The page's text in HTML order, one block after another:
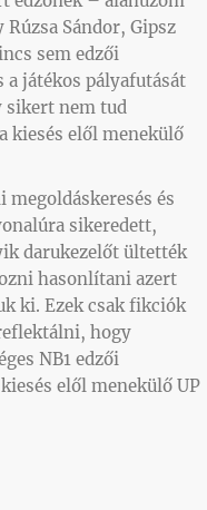
Sándor, Gipsz
sem edzői
a játékos pályafutását
sikert nem tud
kiesés elől menekülő
megoldáskeresés és
sikeredett,
darukezelőt ültették
hasonlítani azert
ki. Ezek csak fikciók
hogy
NB1 edzői
elől menekülő UP